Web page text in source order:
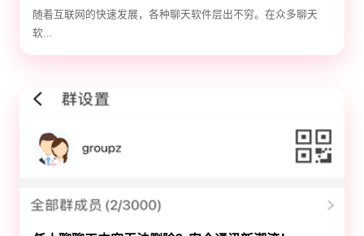
选！
随着互联网的快速发展，各种聊天软件层出不穷。在众多聊天
软...